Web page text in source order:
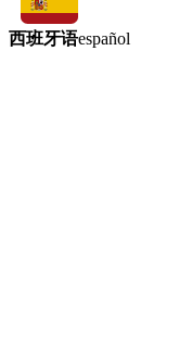
西班牙语español